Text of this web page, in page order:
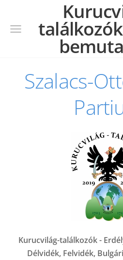
Szalacs-
Kurucvilág-találkozók -
Délvidék, Felvidék,